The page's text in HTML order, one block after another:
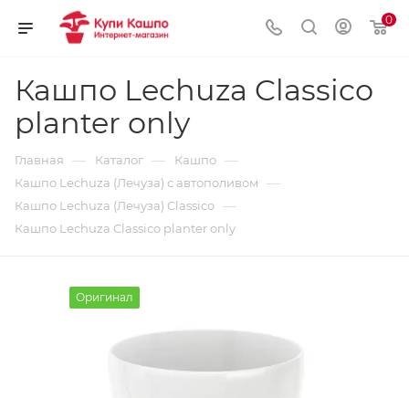
0
Кашпо Lechuza Classico
planter only
Главная — Каталог — Кашпо —
Кашпо Lechuza (Лечуза) с автополивом —
Кашпо Lechuza (Лечуза) Classico —
Кашпо Lechuza Classico planter only
Оригинал